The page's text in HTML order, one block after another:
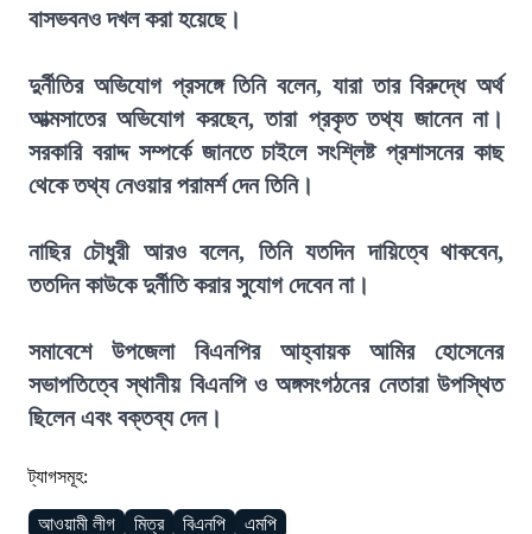
বাসভবনও দখল করা হয়েছে।
দুর্নীতির অভিযোগ প্রসঙ্গে তিনি বলেন, যারা তার বিরুদ্ধে অর্থ
আত্মসাতের অভিযোগ করছেন, তারা প্রকৃত তথ্য জানেন না।
সরকারি বরাদ্দ সম্পর্কে জানতে চাইলে সংশ্লিষ্ট প্রশাসনের কাছ
থেকে তথ্য নেওয়ার পরামর্শ দেন তিনি।
নাছির চৌধুরী আরও বলেন, তিনি যতদিন দায়িত্বে থাকবেন,
ততদিন কাউকে দুর্নীতি করার সুযোগ দেবেন না।
সমাবেশে উপজেলা বিএনপির আহ্বায়ক আমির হোসেনের
সভাপতিত্বে স্থানীয় বিএনপি ও অঙ্গসংগঠনের নেতারা উপস্থিত
ছিলেন এবং বক্তব্য দেন।
ট্যাগসমূহ:
আওয়ামী লীগ মিত্র বিএনপি এমপি